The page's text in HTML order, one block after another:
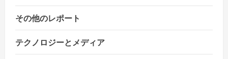
その他のレポート
テクノロジーとメディア